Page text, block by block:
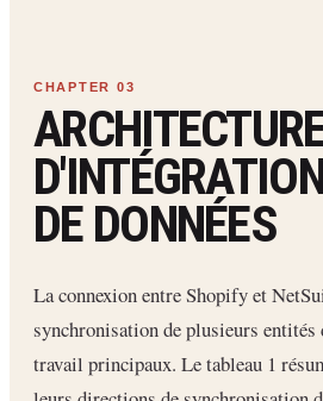
DE DONNÉES
La connexion entre Shopify et
synchronisation de plusieurs entités
travail principaux. Le tableau 1